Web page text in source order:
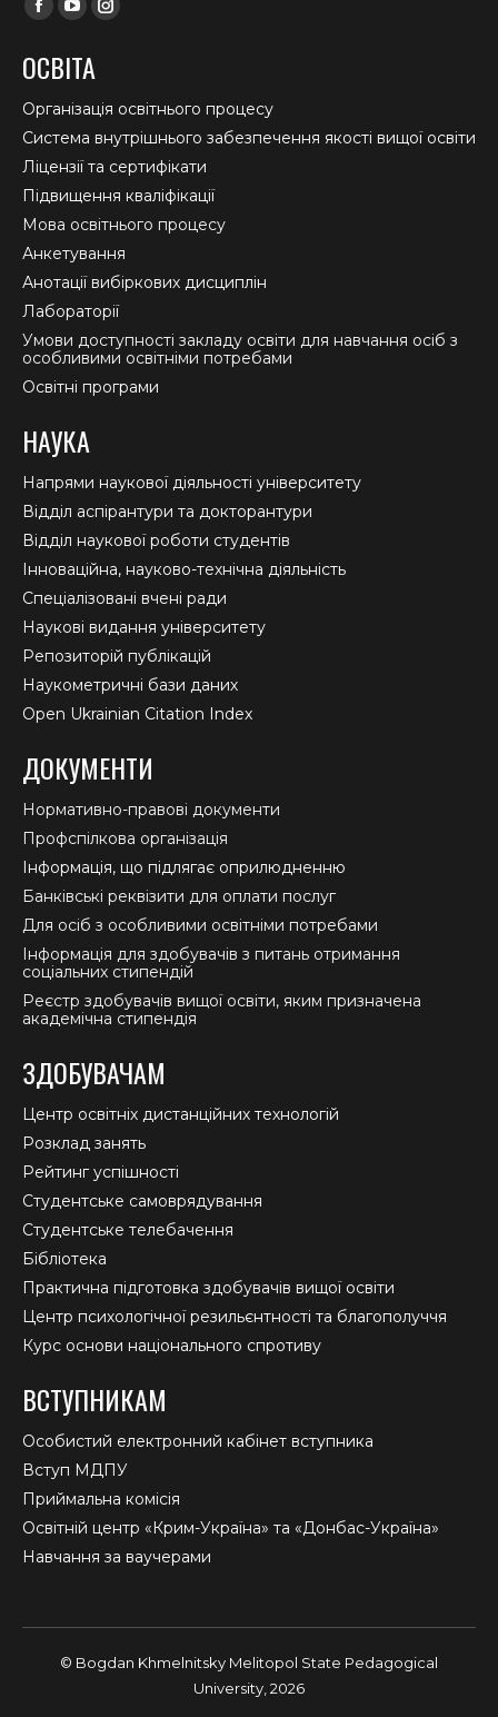
Facebook
opens
in
new
window
YouTube
opens
in
new
window
Instagram
in
new
window
ОСВІТА
Організація освітнього процесу
Система внутрішнього забезпечення якості вищої освіти
Ліцензії та сертифікати
Підвищення кваліфікації
Мова освітнього процесу
Анкетування
Анотації вибіркових дисциплін
Лабораторії
Умови доступності закладу освіти для навчання осіб з
особливими освітніми потребами
Освітні програми
НАУКА
Напрями наукової діяльності університету
Відділ аспірантури та докторантури
Відділ наукової роботи студентів
Інноваційна, науково-технічна діяльність
Спеціалізовані вчені ради
Наукові видання університету
Репозиторій публікацій
Наукометричні бази даних
Open Ukrainian Citation Index
ДОКУМЕНТИ
Нормативно-правові документи
Профспілкова організація
Інформація, що підлягає оприлюдненню
Банківські реквізити для оплати послуг
Для осіб з особливими освітніми потребами
Інформація для здобувачів з питань отримання
соціальних стипендій
Реєстр здобувачів вищої освіти, яким призначена
академічна стипендія
ЗДОБУВАЧАМ
Центр освітніх дистанційних технологій
Розклад занять
Рейтинг успішності
Студентське самоврядування
Студентське телебачення
Бібліотека
Практична підготовка здобувачів вищої освіти
Центр психологічної резильєнтності та благополуччя
Курс основи національного спротиву
ВСТУПНИКАМ
Особистий електронний кабінет вступника
Вступ МДПУ
Приймальна комісія
Освітній центр «Крим-Україна» та «Донбас-Україна»
Навчання за ваучерами
© Bogdan Khmelnitsky Melitopol State Pedagogical
University, 2026